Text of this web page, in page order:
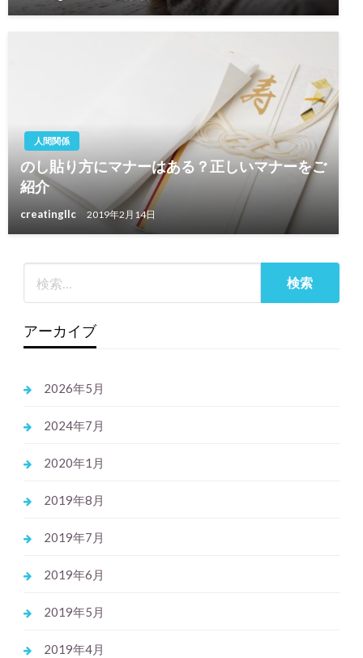
人間関係
のし貼り方にマナーはある？正しいマナーをご
紹介
creatingllc 2019年2月14日
アーカイブ
2026年5月
2024年7月
2020年1月
2019年8月
2019年7月
2019年6月
2019年5月
2019年4月